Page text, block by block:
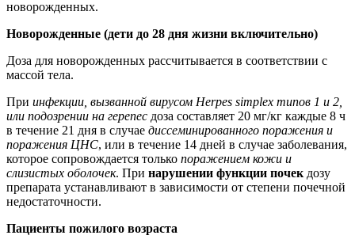
новорожденных.
Новорожденные (дети до 28 дня жизни включительно)
Доза для новорожденных рассчитывается в соответствии с
массой тела.
При инфекции, вызванной вирусом Herpes simplex типов 1 и 2,
или подозрении на герепес доза составляет 20 мг/кг каждые 8 ч
в течение 21 дня в случае диссеминированного поражения и
поражения ЦНС, или в течение 14 дней в случае заболевания,
которое сопровождается только поражением кожи и
слизистых оболочек. При нарушении функции почекдозу
препарата устанавливают в зависимости от степени почечной
недостаточности.
Пациенты пожилого возраста